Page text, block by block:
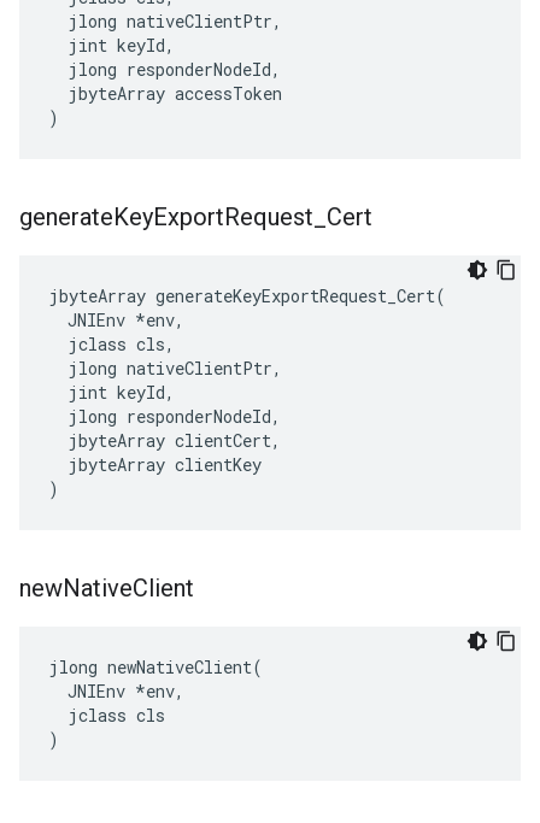
  jlong nativeClientPtr,
  jint keyId,
  jlong responderNodeId,
  jbyteArray accessToken
)
generateKeyExportRequest Cert
jbyteArray generateKeyExportRequest_Cert(
  JNIEnv *env,
  jclass cls,
  jlong nativeClientPtr,
  jint keyId,
  jlong responderNodeId,
  jbyteArray clientCert,
  jbyteArray clientKey
)
newNativeClient
jlong newNativeClient(
  JNIEnv *env,
  jclass cls
)